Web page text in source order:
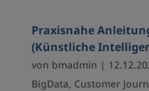
Praxisnahe
(Künstliche
von bmadmin |
BigData, Customer